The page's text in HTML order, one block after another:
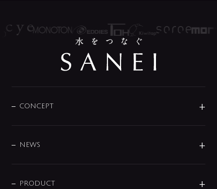
CONCEPT
DESIGN
NEWS
商品に関して
PRODUCT